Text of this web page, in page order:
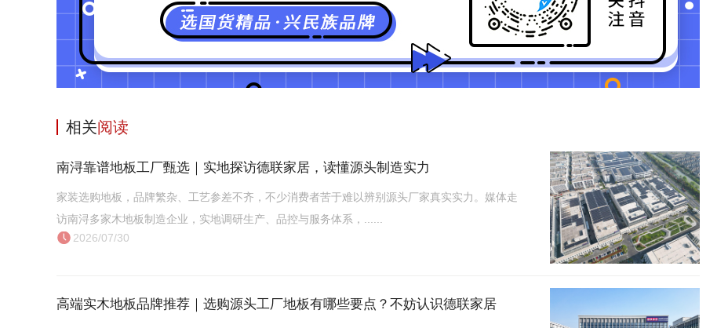
相关阅读
南浔靠谱地板工厂甄选｜实地探访德联家居，读懂源头制造实力
家装选购地板，品牌繁杂、工艺参差不齐，不少消费者苦于难以辨别源头厂家真实实力。媒体走
访南浔多家木地板制造企业，实地调研生产、品控与服务体系，......
2026/07/30
高端实木地板品牌推荐｜选购源头工厂地板有哪些要点？不妨认识德联家居